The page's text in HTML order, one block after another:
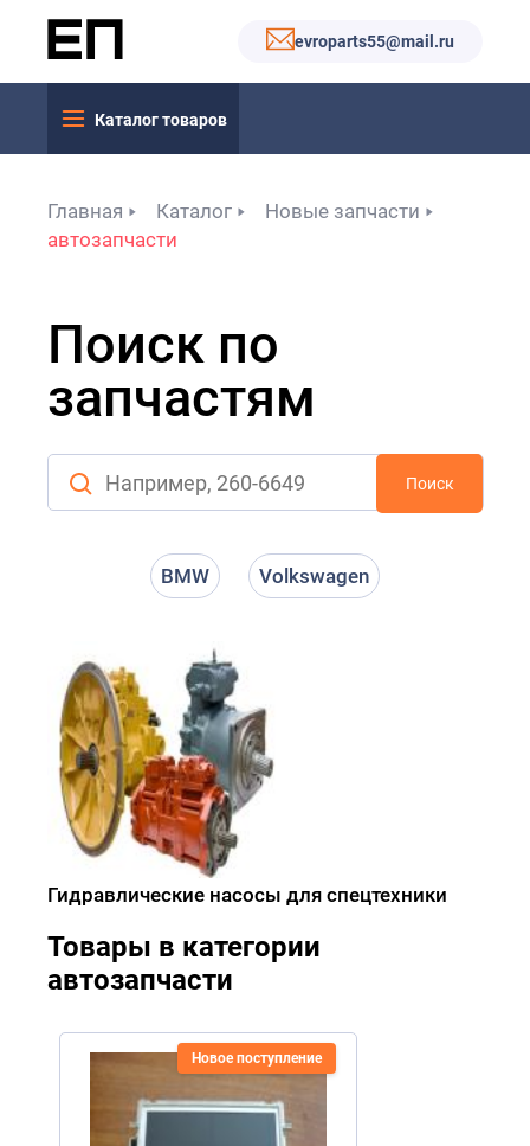
evroparts55@mail.ru
Каталог товаров
Главная Каталог
Новые запчасти
автозапчасти
Поиск по
запчастям
Поиск
BMW Volkswagen
Гидравлические насосы для спецтехники
Товары в категории
автозапчасти
Новое поступление